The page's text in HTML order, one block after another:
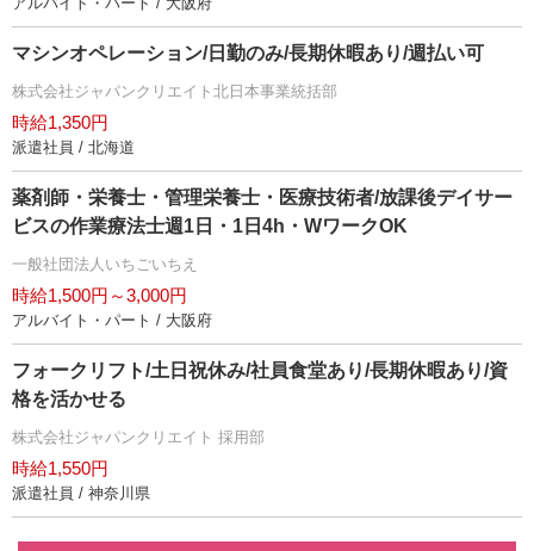
マシンオペレーション/日勤のみ/長期休暇あり/週払い可
株式会社ジャパンクリエイト北日本事業統括部
時給1,350円
派遣社員 / 北海道
薬剤師・栄養士・管理栄養士・医療技術者/放課後デイサー
ビスの作業療法士週1日・1日4h・WワークOK
一般社団法人いちごいちえ
時給1,500円～3,000円
アルバイト・パート / 大阪府
フォークリフト/土日祝休み/社員食堂あり/長期休暇あり/資
格を活かせる
株式会社ジャパンクリエイト 採用部
時給1,550円
派遣社員 / 神奈川県